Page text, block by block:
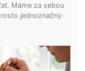
Máme za sebou
jednoznačný:
přidanou hodnotu.
Pojďme
váš pes potřebuje
Státní registr je